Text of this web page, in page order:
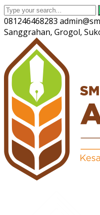
081246468283
Sanggrahan, Grogol,
Twitter
Profile
Facebook
Profile
Instagram
Profile
Youtube
Profile